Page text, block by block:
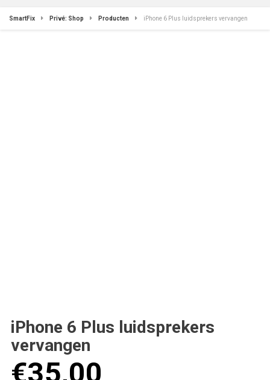
SmartFix Privé: Shop Producten iPhone 6 Plus luidsprekers vervangen
iPhone 6 Plus luidsprekers
vervangen
€35,00